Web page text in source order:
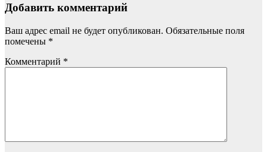
Добавить комментарий
Ваш адрес email не будет опубликован. Обязательные поля
помечены *
Комментарий *